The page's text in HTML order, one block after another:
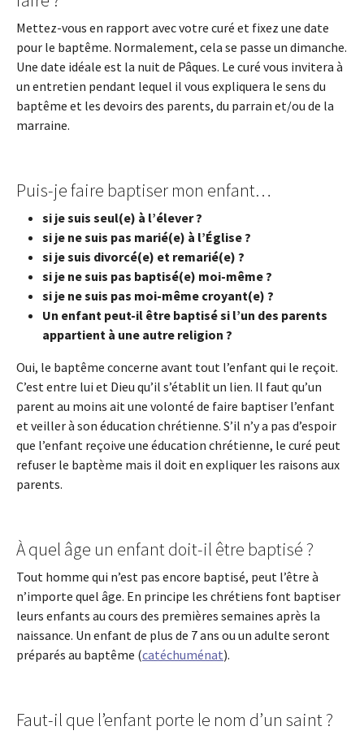
Mettez-vous en rapport avec votre curé et fixez une date
pour le baptême. Normalement, cela se passe un dimanche.
Une date idéale est la nuit de Pâques. Le curé vous invitera à
un entretien pendant lequel il vous expliquera le sens du
baptême et les devoirs des parents, du parrain et/ou de la
marraine.
Puis-je faire baptiser mon enfant…
si je suis seul(e) à l’élever ?
si je ne suis pas marié(e) à l’Église ?
si je suis divorcé(e) et remarié(e) ?
si je ne suis pas baptisé(e) moi-même ?
si je ne suis pas moi-même croyant(e) ?
Un enfant peut-il être baptisé si l’un des parents
appartient à une autre religion ?
Oui, le baptême concerne avant tout l’enfant qui le reçoit.
C’est entre lui et Dieu qu’il s’établit un lien. Il faut qu’un
parent au moins ait une volonté de faire baptiser l’enfant
et veiller à son éducation chrétienne. S’il n’y a pas d’espoir
que l’enfant reçoive une éducation chrétienne, le curé peut
refuser le baptème mais il doit en expliquer les raisons aux
parents.
À quel âge un enfant doit-il être baptisé ?
Tout homme qui n’est pas encore baptisé, peut l’être à
n’importe quel âge. En principe les chrétiens font baptiser
leurs enfants au cours des premières semaines après la
naissance. Un enfant de plus de 7 ans ou un adulte seront
préparés au baptême (catéchuménat).
Faut-il que l’enfant porte le nom d’un saint ?